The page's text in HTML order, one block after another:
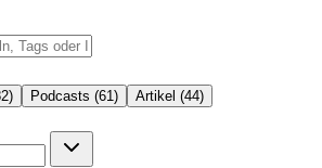
Podcasts (61) Artikel (44)